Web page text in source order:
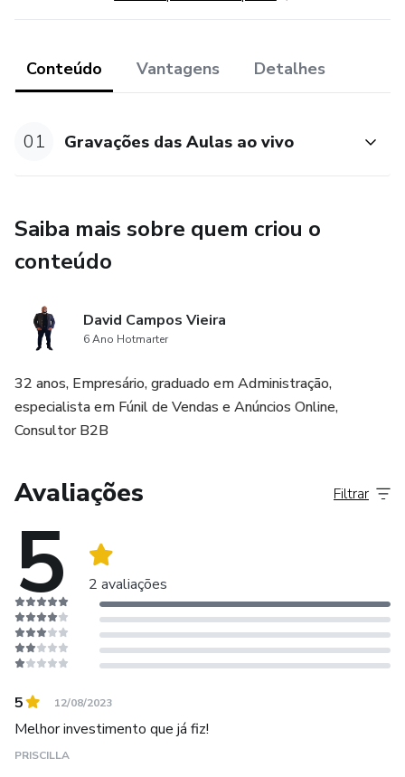
Conteúdo Vantagens Detalhes
01 Gravações das Aulas ao vivo
Saiba mais sobre quem criou o
conteúdo
David Campos Vieira
6 Ano Hotmarter
32 anos, Empresário, graduado em Administração,
especialista em Fúnil de Vendas e Anúncios Online,
Consultor B2B
Avaliações
5 2 avaliações
Filtrar
5 12/08/2023
Melhor investimento que já fiz!
PRISCILLA